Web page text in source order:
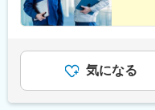
気になる